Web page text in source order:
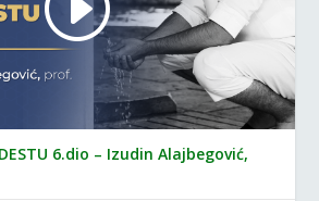
6.dio – Izudin Alajbegović,